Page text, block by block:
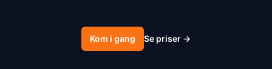
Kom i gang Se priser →